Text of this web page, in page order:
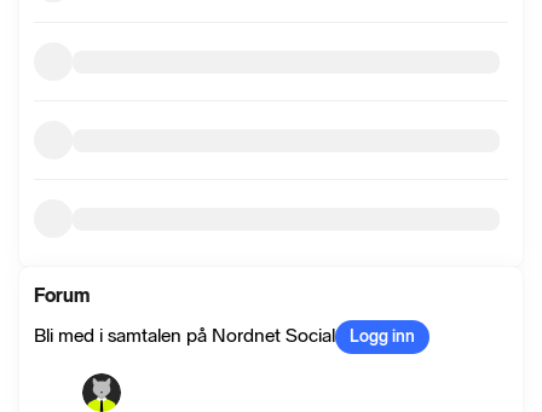
Forum
Bli med i samtalen på Nordnet Social
Logg inn